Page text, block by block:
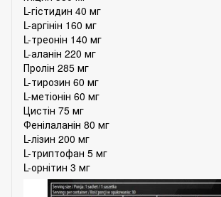
L-гістидин 40 мг
L-аргінін 160 мг
L-треонін 140 мг
L-аланін 220 мг
Пролін 285 мг
L-тирозин 60 мг
L-метіонін 60 мг
Цистін 75 мг
Фенілаланін 80 мг
L-лізин 200 мг
L-триптофан 5 мг
L-орнітин 3 мг